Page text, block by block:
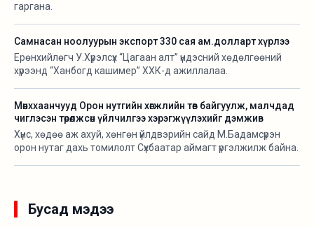
гаргана.
Самнасан ноолуурын экспорт 330 сая ам.долларт хүрлээ
Ерөнхийлөгч У.Хүрэлсүх “Цагаан алт” үндэсний хөдөлгөөний
хүрээнд “Ханбогд кашимер” ХХК-д ажиллалаа.
Мөнххаанчууд Орон нутгийн хөгжлийн төв байгуулж, малчдад
чиглэсэн төрөлжсөн үйлчилгээ хэрэгжүүлэхийг дэмжив
Хүнс, хөдөө аж ахуй, хөнгөн үйлдвэрийн сайд М.Бадамсүрэн
орон нутаг дахь томилолт Сүхбаатар аймагт үргэлжилж байна.
Бусад мэдээ